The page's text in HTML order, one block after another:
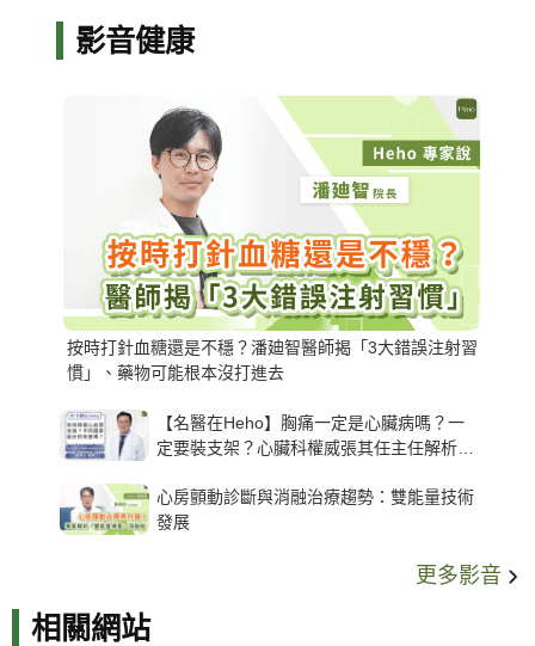
影音健康
按時打針血糖還是不穩？潘廸智醫師揭「3大錯誤注射習
慣」、藥物可能根本沒打進去
【名醫在Heho】胸痛一定是心臟病嗎？一
定要裝支架？心臟科權威張其任主任解析支
心房顫動診斷與消融治療趨勢：雙能量技術
發展
更多影音
相關網站